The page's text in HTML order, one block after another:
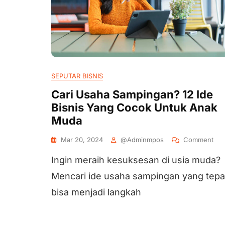
SEPUTAR BISNIS
Cari Usaha Sampingan? 12 Ide
Bisnis Yang Cocok Untuk Anak
Muda
Mar 20, 2024 @adminmpos Comment
Ingin meraih kesuksesan di usia muda?
Mencari ide usaha sampingan yang
bisa menjadi langkah